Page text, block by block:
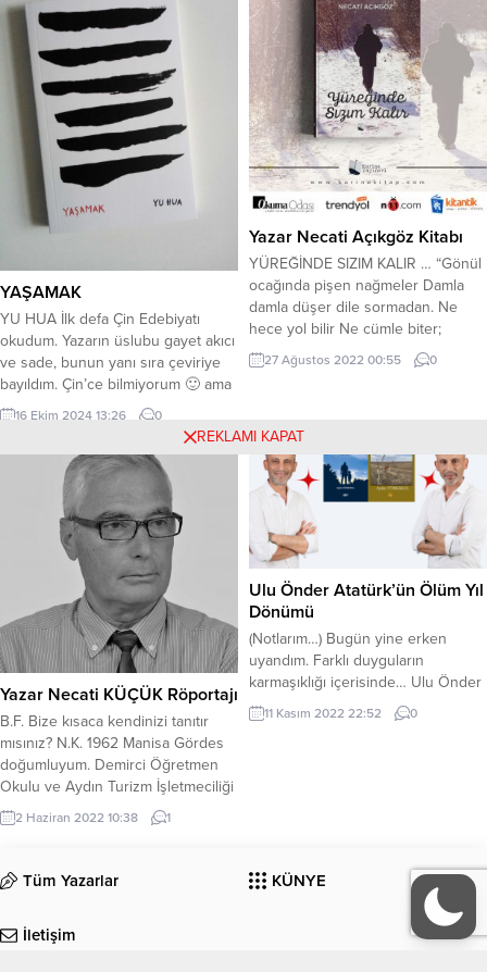
gün elbet gelecek lokman Düşsen
de ey gönül, isteme kimseden
aman Ay şavkında...
okuyucuları için kitap
imzalayacaktır. İlgilenenlere,
önemle duyurulur.
YAŞAMAK
YU HUA İlk defa Çin Edebiyatı
okudum. Yazarın üslubu gayet akıcı
ve sade, bunun yanı sıra çeviriye
bayıldım. Çin’ce bilmiyorum 🙂 ama
çeviride kullanılan yöntem her ne
ise , Türkçeye oturuşu gayet
verimli ve başarılıydı. Çok sağlam
bir tahsili ve kariyeri olan çevirmen
Bahar Kılıç’ı da burada yeri
gelmişken tebrik...
16 Ekim 2024 13:26 0
Yazar Necati Açıkgöz Kitabı
YÜREĞİNDE SIZIM KALIR … “Gönül
ocağında pişen nağmeler Damla
damla düşer dile sormadan. Ne
hece yol bilir Ne cümle biter;
Kelime kor olur Ateş yanmadan…”
… “Yüreğinde Sızım Kalır”ı şimdi
ise genel dağıtımda!
www.okumaodasi.com
#trendyol#n11#kitantik
27 Ağustos 2022 00:55 0
Yazar Necati KÜÇÜK Röportajı
B.F. Bize kısaca kendinizi tanıtır
mısınız? N.K. 1962 Manisa Gördes
doğumluyum. Demirci Öğretmen
Okulu ve Aydın Turizm İşletmeciliği
ve Otelcilik Yüksek Okulu
mezunuyum. İş hayatımı Antalya
Emekli turizmciyim. B.F. Yazmaya
nasıl başladığınızdan ve ne kadar
misiniz biraz? N.K. Bildiğiniz gibi
2 Haziran 2022 10:38 1
Ulu Önder Atatürk’ün Ölüm Yıl
Dönümü
(Notlarım…) Bugün yine erken
uyandım. Farklı duyguların
karmaşıklığı içerisinde… Ulu Önder
Atatürk’ün ölüm yıl dönümü. Her yıl
olduğu gibi saygımı sunmam
buğulu gözlerimi kapattım....
11 Kasım 2022 22:52 0
Tüm Yazarlar KÜNYE
İletişim
REKLAMI KAPAT